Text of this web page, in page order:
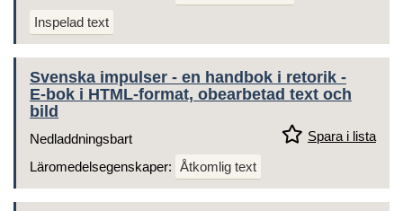
Inspelad text
Svenska impulser - en handbok i retorik -
E-bok i HTML-format, obearbetad text och
bild
Spara i lista
Nedladdningsbart
Läromedelsegenskaper: Åtkomlig text